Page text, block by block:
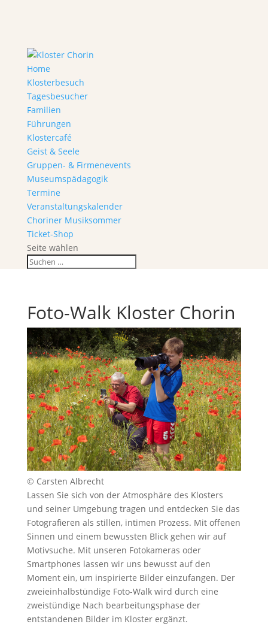
Home
Klosterbesuch
Tagesbesucher
Familien
Führungen
Klostercafé
Geist & Seele
Gruppen- & Firmenevents
Museumspädagogik
Termine
Veranstaltungskalender
Choriner Musiksommer
Ticket-Shop
Seite wählen
Foto-Walk Kloster Chorin
© Carsten Albrecht
Lassen Sie sich von der Atmosphäre des Klosters
und seiner Umgebung tragen und entdecken Sie das
Fotografieren als stillen, intimen Prozess. Mit offenen
Sinnen und einem bewussten Blick gehen wir auf
Motivsuche. Mit unseren Fotokameras oder
Smartphones lassen wir uns bewusst auf den
Moment ein, um inspirierte Bilder einzufangen. Der
zweieinhalbstündige Foto-Walk wird durch eine
zweistündige Nach­ bearbeitungsphase der
entstandenen Bilder im Kloster ergänzt.